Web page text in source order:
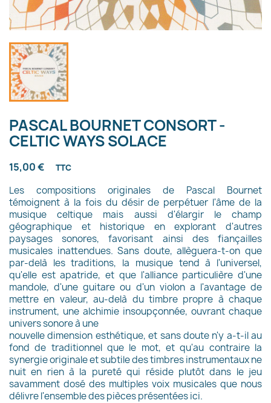
PASCAL BOURNET CONSORT -
CELTIC WAYS SOLACE
15,00 € TTC
Les compositions originales de Pascal Bournet
témoignent à la fois du désir de perpétuer l'âme de la
musique celtique mais aussi d'élargir le champ
géographique et historique en explorant d'autres
paysages sonores, favorisant ainsi des fiançailles
musicales inattendues. Sans doute, allèguera-t-on que
par-delà les traditions, la musique tend à l'universel,
qu'elle est apatride, et que l'alliance particulière d'une
mandole, d'une guitare ou d'un violon a l'avantage de
mettre en valeur, au-delà du timbre propre à chaque
instrument, une alchimie insoupçonnée, ouvrant chaque
univers sonore à une
nouvelle dimension esthétique, et sans doute n'y a-t-il au
fond de traditionnel que le mot, et qu'au contraire la
synergie originale et subtile des timbres instrumentaux ne
nuit en rien à la pureté qui réside plutôt dans le jeu
savamment dosé des multiples voix musicales que nous
délivre l'ensemble des pièces présentées ici.